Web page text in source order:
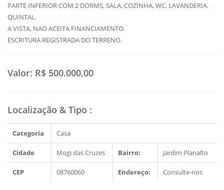
PARTE INFERIOR COM 2 DORMS, SALA, COZINHA, WC, LAVANDERIA.
QUINTAL.
A VISTA, NAO ACEITA FINANCIAMENTO.
ESCRITURA REGISTRADA DO TERRENO.
Valor: R$ 500.000,00
Localização & Tipo :
Categoria Casa
Cidade Mogi das Cruzes Bairro: Jardim Planalto
CEP 08760060 Endereço: Consulte-nos